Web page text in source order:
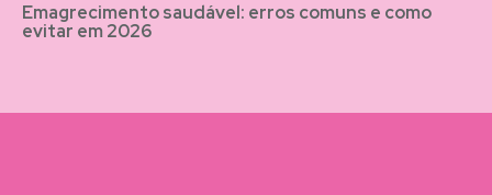
Emagrecimento saudável: erros comuns e como
evitar em 2026